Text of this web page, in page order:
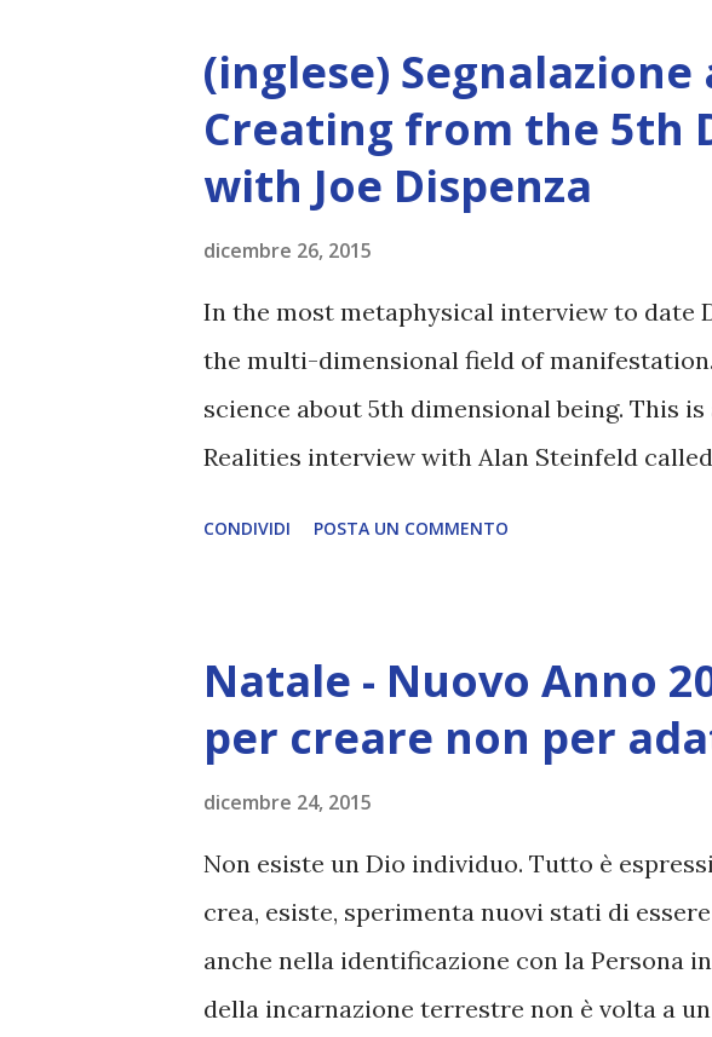
degli equilibri mondiali verso la formazione
economico, il cui merito non è mia
Congresso Usa dà via libera riforma (ANSA) -
Congresso americano da' il via libera alla
mancanza dell'appoggio americano. ...
(inglese)
Creating from the 5th
with Joe Dispenza
dicembre 26, 2015
In the most metaphysical interview to date
the multi-dimensional field of manifestation.
science about 5th dimensional being. This
Realities interview with Alan Steinfeld
CONDIVIDI POSTA UN COMMENTO
Natale - Nuovo Anno
per creare non per
dicembre 24, 2015
Non esiste un Dio individuo. Tutto è
crea, esiste, sperimenta nuovi stati di
anche nella identificazione con la Persona
della incarnazione terrestre non è volta a